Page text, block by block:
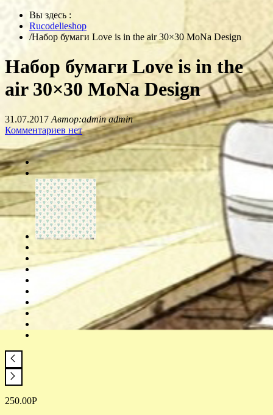
Вы здесь :
Rucodelieshop
/Набор бумаги Love is in the air 30×30 MoNa Design
Набор бумаги Love is in the
air 30×30 MoNa Design
31.07.2017 Автор:admin admin
Комментариев нет
250.00Р